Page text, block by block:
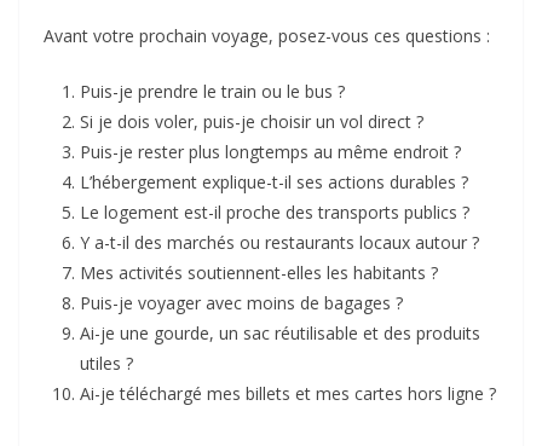
Avant votre prochain voyage, posez-vous ces questions :
Puis-je prendre le train ou le bus ?
Si je dois voler, puis-je choisir un vol direct ?
Puis-je rester plus longtemps au même endroit ?
L’hébergement explique-t-il ses actions durables ?
Le logement est-il proche des transports publics ?
Y a-t-il des marchés ou restaurants locaux autour ?
Mes activités soutiennent-elles les habitants ?
Puis-je voyager avec moins de bagages ?
Ai-je une gourde, un sac réutilisable et des produits
utiles ?
Ai-je téléchargé mes billets et mes cartes hors ligne ?